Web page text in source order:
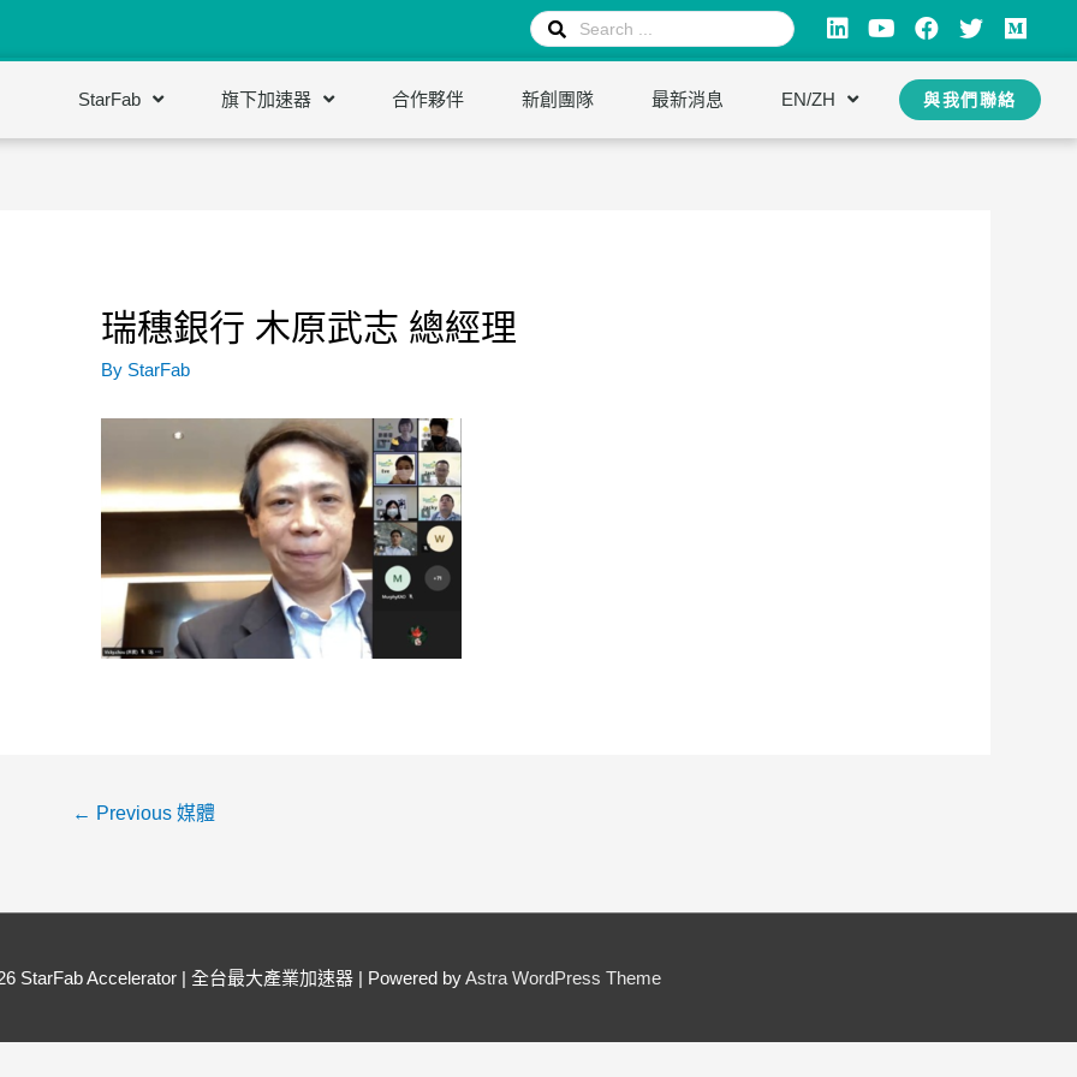
StarFab 旗下加速器 合作夥伴 新創團隊 最新消息 EN/ZH 與我們聯絡
瑞穗銀行 木原武志 總經理
By StarFab
← Previous 媒體
StarFab Accelerator | 全台最大產業加速器| Powered byAstra WordPress Theme